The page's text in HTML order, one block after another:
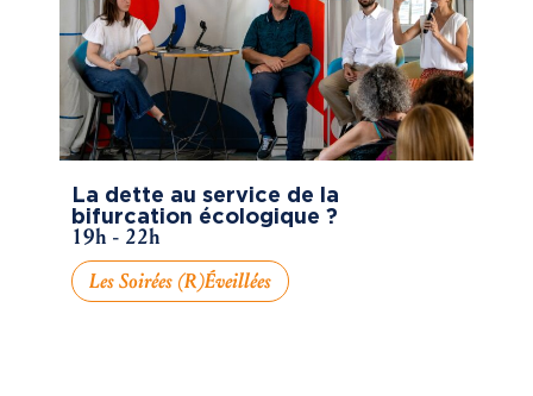
La dette au service de la
bifurcation écologique ?
19h - 22h
Les Soirées (R)éveillées